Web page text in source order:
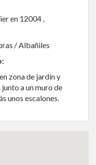
en 12004 ,
/ Albañiles
zona de jardín y
a un muro de
unos escalones.